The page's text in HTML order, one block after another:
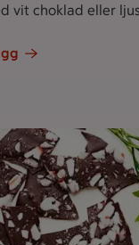
vit choklad eller